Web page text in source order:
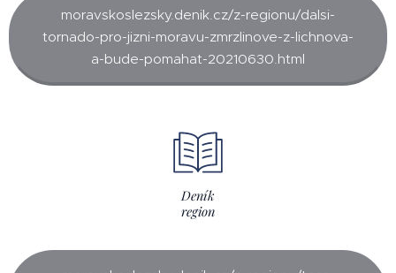
moravskoslezsky.denik.cz/z-regionu/dalsi-
tornado-pro-jizni-moravu-zmrzlinove-z-lichnova-
a-bude-pomahat-20210630.html
Deník
region